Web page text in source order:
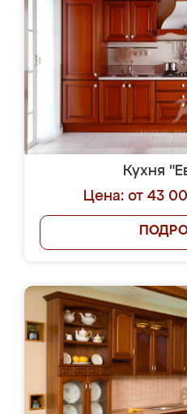
Кухня
Цена: от 43